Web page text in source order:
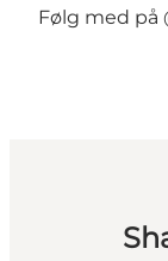
Følg med på